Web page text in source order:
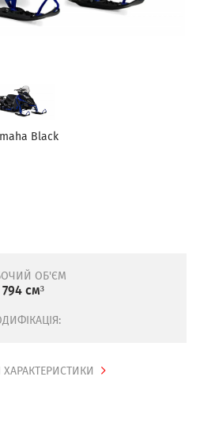
Black
ОБ'ЄМ
794 см³
ХАРАКТЕРИСТИКИ